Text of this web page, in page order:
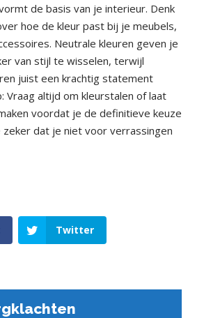
de basis van je interieur. Denk
hoe de kleur past bij je meubels,
Neutrale kleuren geven je
van stijl te wisselen, terwijl
juist een krachtig statement
Vraag altijd om kleurstalen of laat
voordat je de definitieve keuze
dat je niet voor verrassingen
Twitter